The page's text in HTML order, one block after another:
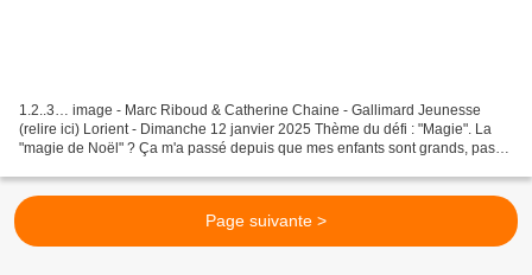
1.2..3… image - Marc Riboud & Catherine Chaine - Gallimard Jeunesse
(relire ici) Lorient - Dimanche 12 janvier 2025 Thème du défi : "Magie". La
"magie de Noël" ? Ça m'a passé depuis que mes enfants sont grands, pas
Page suivante >